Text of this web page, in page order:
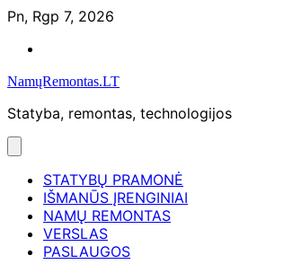
Skip
content
Pn, Rgp 7, 2026
NamųRemontas.LT
Statyba, remontas, technologijos
STATYBŲ PRAMONĖ
IŠMANŪS ĮRENGINIAI
NAMŲ REMONTAS
VERSLAS
PASLAUGOS